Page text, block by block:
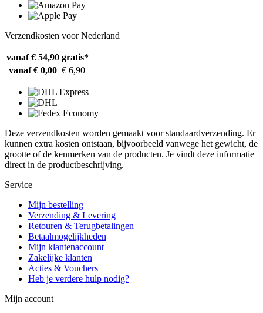
Verzendkosten voor Nederland
vanaf € 54,90 gratis*
vanaf € 0,00 € 6,90
Deze verzendkosten worden gemaakt voor standaardverzending. Er
kunnen extra kosten ontstaan, bijvoorbeeld vanwege het gewicht, de
grootte of de kenmerken van de producten. Je vindt deze informatie
direct in de productbeschrijving.
Service
Mijn bestelling
Verzending & Levering
Retouren & Terugbetalingen
Betaalmogelijkheden
Mijn klantenaccount
Zakelijke klanten
Acties & Vouchers
Heb je verdere hulp nodig?
Mijn account